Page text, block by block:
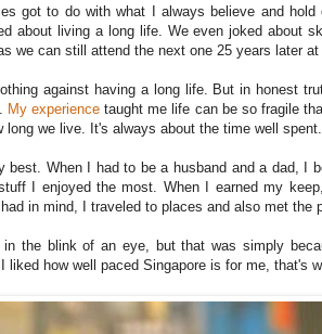
got to do with what I always believe and hold
about living a long life. We even joked about
we can still attend the next one 25 years later at
against having a long life. But in honest
My experiencetaught me life can be so fragile
long we live. It's always about the time well spent.
best. When I had to be a husband and a dad, I
I enjoyed the most. When I earned my
in mind, I traveled to places and also met the
in the blink of an eye, but that was simply
liked how well paced Singapore is for me, that's